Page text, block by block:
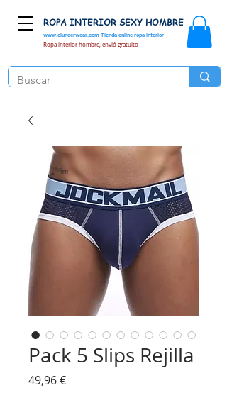
www.elunderwear.com Tienda online ropa interior
ROPA INTERIOR SEXY HOMBRE
Ropa interior hombre, envió gratuito
Pack 5 Slips Rejilla
49,96 €Precio